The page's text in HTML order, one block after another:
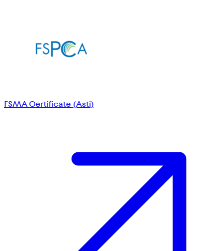
FSMA Certificate (Asti)